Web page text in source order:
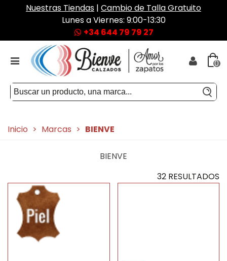
Nuestras Tiendas | Cambio de Talla Gratuito
Lunes a Viernes: 9:00-13:30
+34 644 79 79 27
0
Inicio > Marcas > BIENVE
BIENVE
32 RESULTADOS